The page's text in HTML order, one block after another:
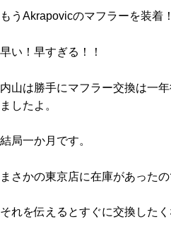
もうAkrapovicのマフラーを装着
早い！早すぎる！！
内山は勝手にマフラー交換は一
ましたよ。
結局一か月です。
まさかの東京店に在庫があったの
それを伝えるとすぐに交換した